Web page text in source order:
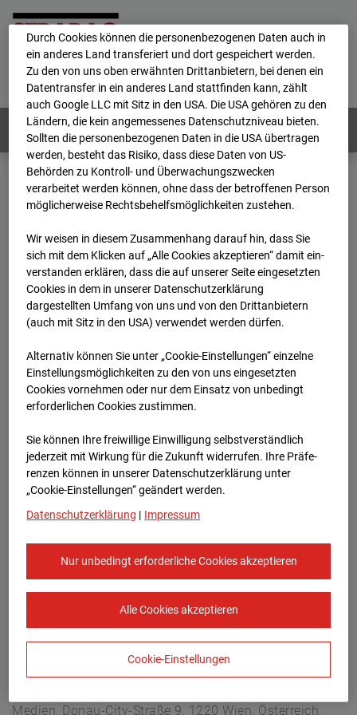
Home E-Mail Impressum
Login
Deutsch / English
Webcams: Alle Länder
Home
Deutschland
BC-170 BV-Ausbau Bonatzbau -Cam4
Archiv
2025
04 13 11:30
BC-170 BV-Ausbau
Bonatzbau -Cam4
Arnulf Klett Platz, 70173 Stuttgart
Zur Übersicht
Europe/Berlin
Medien, Donau-City-Straße 9, 1220 Wien, Österreich,
Durch Cookies können die personenbezogenen Daten auch in
ein anderes Land transferiert und dort gespeichert werden.
Zu den von uns oben erwähnten Drittanbietern, bei denen ein
Datentransfer in ein anderes Land stattfinden kann, zählt
auch Google LLC mit Sitz in den USA. Die USA gehören zu den
Ländern, die kein angemessenes Datenschutzniveau bieten.
Sollten die personenbezogenen Daten in die USA übertragen
werden, besteht das Risiko, dass diese Daten von US-
Behörden zu Kontroll- und Überwachungszwecken
verarbeitet werden können, ohne dass der betroffenen Person
möglicherweise Rechtsbehelfsmöglichkeiten zustehen.
Wir weisen in diesem Zusammenhang darauf hin, dass Sie
sich mit dem Klicken auf „Alle Cookies akzeptieren“ damit ein­
ver­standen erklären, dass die auf unserer Seite eingesetzten
Cookies in dem in unserer Datenschutzerklärung
dargestellten Umfang von uns und von den Drittanbietern
(auch mit Sitz in den USA) verwendet werden dürfen.
Alternativ können Sie unter „Cookie-Einstellungen“ einzelne
Einstellungsmöglichkeiten zu den von uns eingesetzten
Cookies vornehmen oder nur dem Einsatz von unbedingt
erforderlichen Cookies zustimmen.
Sie können Ihre freiwillige Einwilligung selbstverständlich
jederzeit mit Wirkung für die Zukunft widerrufen. Ihre Prä­fe­
renzen können in unserer Datenschutzerklärung unter
„Cookie-Einstellungen“ geändert werden.
Datenschutzerklärung | Impressum
Nur unbedingt erforderliche Cookies akzeptieren
Alle Cookies akzeptieren
Cookie-Einstellungen